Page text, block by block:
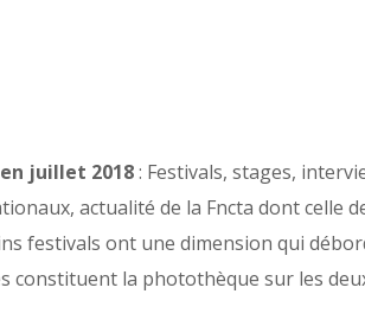
juillet 2018: Festivals, stages,
actualité de la Fncta dont celle
festivals ont une dimension qui
constituent la photothèque sur les